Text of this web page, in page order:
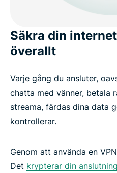
Vanliga frågor: Om
Kom igång med
Säkra din
överallt
Varje gång du ansluter,
chatta med vänner, betala
streama, färdas dina data
kontrollerar.
Genom att använda en
Det krypterar din anslutning